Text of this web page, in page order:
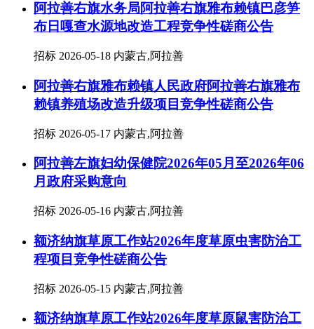
阿拉善右旗水务局阿拉善右旗雅布赖镇巴彦笋
布日嘎查水源地改造工程竞争性磋商公告
招标 2026-05-18 内蒙古,阿拉善
阿拉善右旗雅布赖镇人民政府阿拉善右旗雅布
赖镇养殖场改造升级项目竞争性磋商公告
招标 2026-05-17 内蒙古,阿拉善
阿拉善左旗妇幼保健院2026年05月至2026年06
月政府采购意向
招标 2026-05-16 内蒙古,阿拉善
额济纳旗草原工作站2026年度草原虫害防治工
程项目竞争性磋商公告
招标 2026-05-15 内蒙古,阿拉善
额济纳旗草原工作站2026年度草原鼠害防治工